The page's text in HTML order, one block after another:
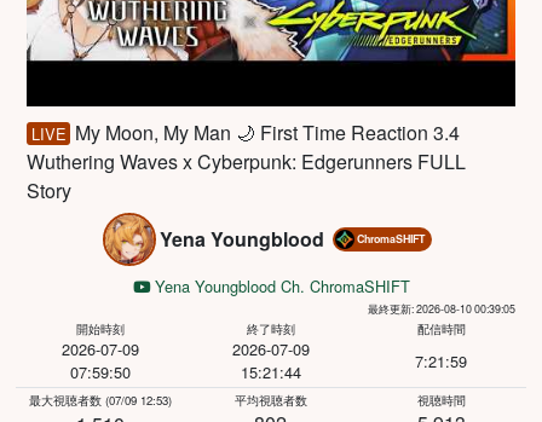
LIVE My Moon, My Man 🌙 First Time Reaction 3.4
Wuthering Waves x Cyberpunk: Edgerunners FULL
Story
Yena Youngblood
ChromaSHIFT
Yena Youngblood Ch. ChromaSHIFT
最終更新: 2026-08-10 00:39:05
開始時刻
2026-07-09
07:59:50
終了時刻
2026-07-09
15:21:44
配信時間
7:21:59
最大視聴者数 (07/09 12:53) 平均視聴者数 視聴時間